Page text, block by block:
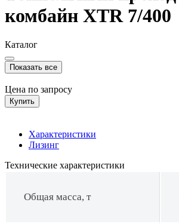
комбайн XTR 7/400
Каталог
Показать все
Цена по запросу
Купить
Характеристики
Лизинг
Технические характеристики
Общая масса, т